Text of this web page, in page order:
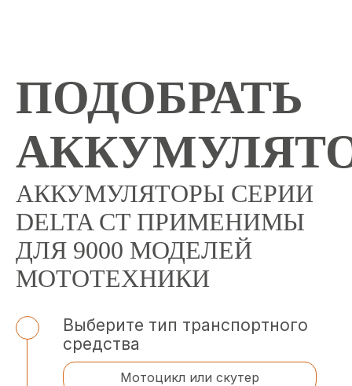
ПОДОБРАТЬ
АККУМУЛЯТОРЫ СЕРИИ
DELTA CT ПРИМЕНИМЫ
ДЛЯ 9000 МОДЕЛЕЙ
МОТОТЕХНИКИ
Выберите тип транспортного
средства
Мотоцикл или скутер